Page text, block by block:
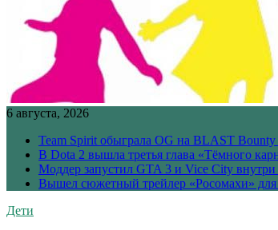
6 августа, 2026
Team Spirit обыграла OG на BLAST Bounty
В Dota 2 вышла третья глава «Тёмного
Моддер запустил GTA 3 и Vice City внутри
Вышел сюжетный трейлер «Росомахи» для
Дети